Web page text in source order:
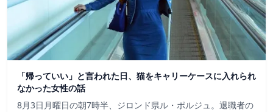
「帰っていい」と言われた日、猫をキャリーケースに入れられ
なかった女性の話
8月3日月曜日の朝7時半、ジロンド県ル・ポルジュ。退職者の